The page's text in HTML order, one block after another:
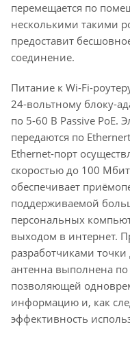
перемещается по
несколькими такими
предоставит
соединение.
Питание к Wi-Fi-
24-вольтному блоку-
по 5-60 В Passive PoE.
передаются по
Ethernet-порт
скоростью до 100
обеспечивает
поддерживаемой
персональных
выходом в интернет.
разработчиками
антенна выполнена
позволяющей
информацию и, как
эффективность